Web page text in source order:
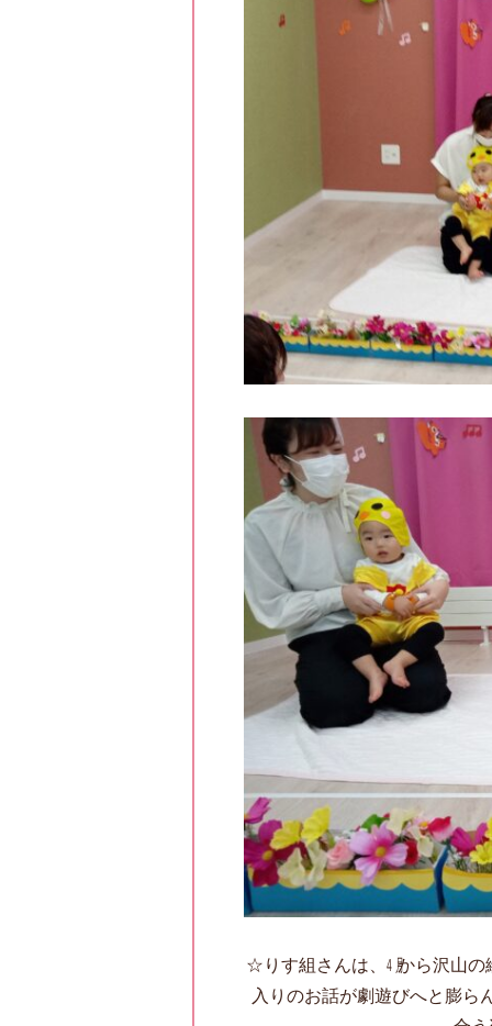
☆りす組さんは、㋃から沢山
入りのお話が劇遊びへと膨ら